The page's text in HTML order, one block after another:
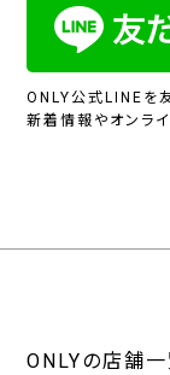
ONLY公式LINEを
新着情報やオンラ
ONLYの店舗